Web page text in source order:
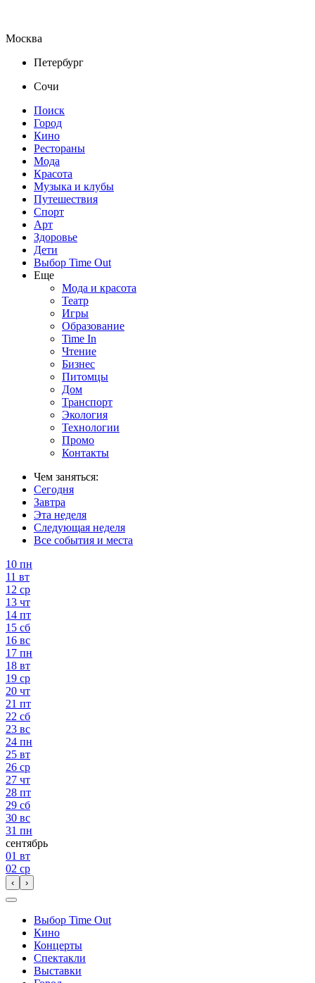
Москва
Петербург
Сочи
Поиск
Город
Кино
Рестораны
Мода
Красота
Музыка и клубы
Путешествия
Спорт
Арт
Здоровье
Дети
Выбор Time Out
Еще
Мода и красота
Театр
Игры
Образование
Time In
Чтение
Бизнес
Питомцы
Дом
Транспорт
Экология
Технологии
Промо
Контакты
Чем заняться:
Сегодня
Завтра
Эта неделя
Следующая неделя
Все события и места
10 пн
11 вт
12 ср
13 чт
14 пт
15 сб
16 вс
17 пн
18 вт
19 ср
20 чт
21 пт
22 сб
23 вс
24 пн
25 вт
26 ср
27 чт
28 пт
29 сб
30 вс
31 пн
сентябрь
01 вт
02 ср
‹ ›
Выбор Time Out
Кино
Концерты
Спектакли
Выставки